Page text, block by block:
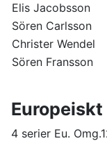
Elis Jacobsson
Sören Carlsson
Christer Wendel
Sören Fransson
4 serier Eu.